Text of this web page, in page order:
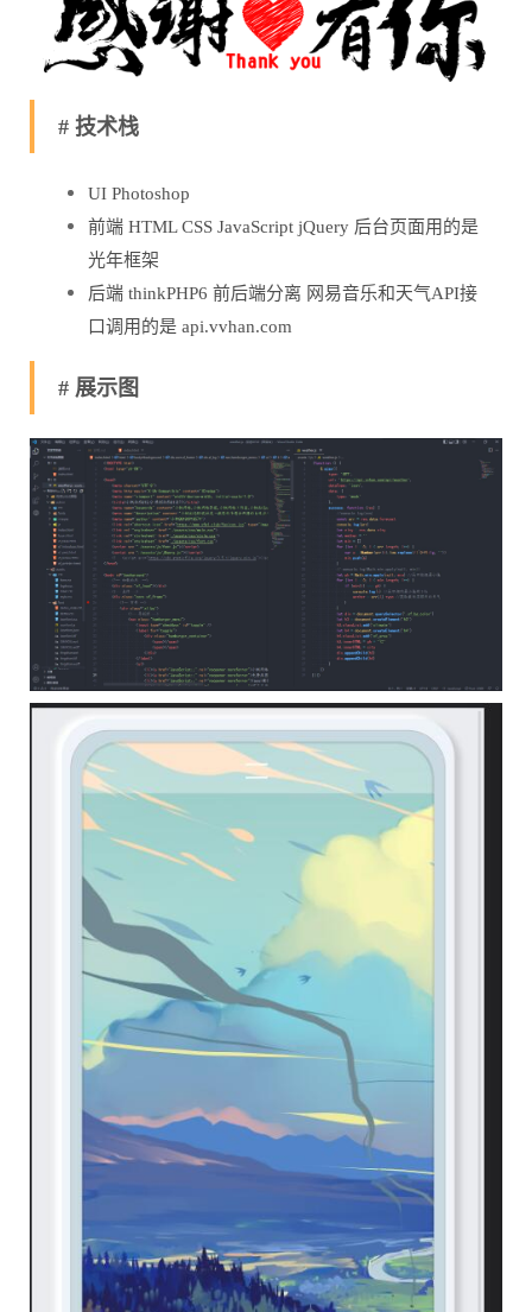
# 技术栈
UI Photoshop
前端 HTML CSS JavaScript jQuery 后台页面用的是
光年框架
后端 thinkPHP6 前后端分离 网易音乐和天气API接
口调用的是 api.vvhan.com
# 展示图